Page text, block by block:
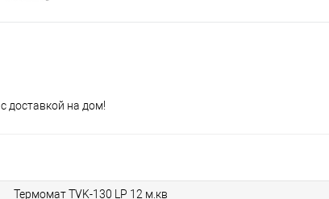
с доставкой на дом!
Термомат TVK-130 LP 12 м.кв